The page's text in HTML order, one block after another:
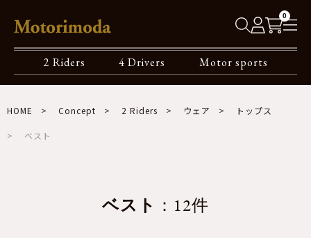
0
2 Riders 4 Drivers Motor sports
HOME Concept 2 Riders ウェア トップス
ベスト
ベスト ：12件